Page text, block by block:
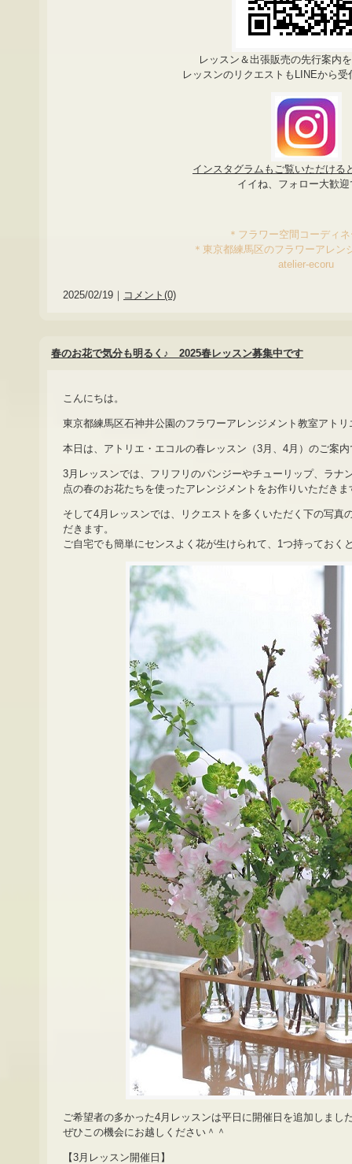
レッスン＆出張販売の先行案内
レッスンのリクエストもLINEから
インスタグラムもご覧いただける
イイね、フォロー大歓迎
＊フラワー空間コーディ
＊東京都練馬区のフラワーアレ
atelier-ecoru
2025/02/19｜ コメント(0)
春のお花で気分も明るく♪ 2025春レッスン募集中です
こんにちは。
東京都練馬区石神井公園のフラワーアレンジメント教室アト
本日は、アトリエ・エコルの春レッスン（3月、4月）のご案
3月レッスンでは、フリフリのパンジーやチューリップ、ラナ
点の春のお花たちを使ったアレンジメントをお作りいただきま
そして4月レッスンでは、リクエストを多くいただく下の写真
だきます。
ご自宅でも簡単にセンスよく花が生けられて、1つ持っておく
ご希望者の多かった4月レッスンは平日に開催日を追加しまし
ぜひこの機会にお越しください＾＾
【3月レッスン開催日】